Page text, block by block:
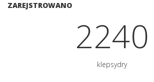
ZAREJSTROWANO
2401
klepsydry